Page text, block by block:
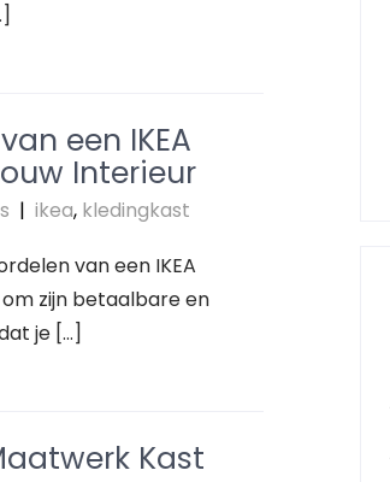
een IKEA
Interieur
| ikea, kledingkast
van een IKEA
zijn betaalbare en
je […]
Kast